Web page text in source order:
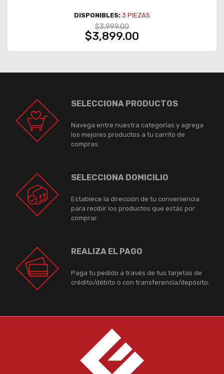
DISPONIBLES: 3 PIEZAS
$3,999.00
$3,899.00
SELECCIONA PRODUCTOS
Navega entre nuestra categorías y agrega
los mejores productos a tu carrito de
compras.
SELECCIONA DOMICILIO
Establece la dirección de tu conveniencia
para recibir los productos que estás por
comprar.
REALIZA EL PAGO
Paga tu pedido a través de tus tarjetas de
crédito/débito o con transferencia/depósito.